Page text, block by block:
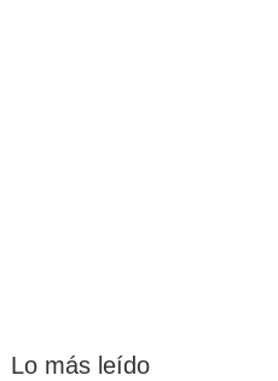
Lo más leído